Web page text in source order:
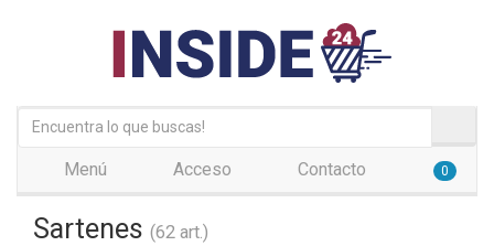
Menú Acceso Contacto 0
Sartenes (62 art.)